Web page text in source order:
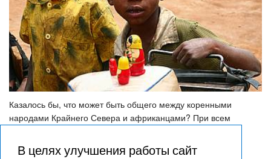
Казалось бы, что может быть общего между коренными
народами Крайнего Севера и африканцами? При всем
хантами и представителями племен датогов и масаи,
В целях улучшения работы сайт